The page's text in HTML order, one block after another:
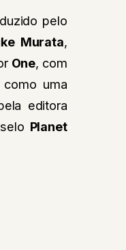
pelo
Murata,
One, com
como uma
editora
Planet